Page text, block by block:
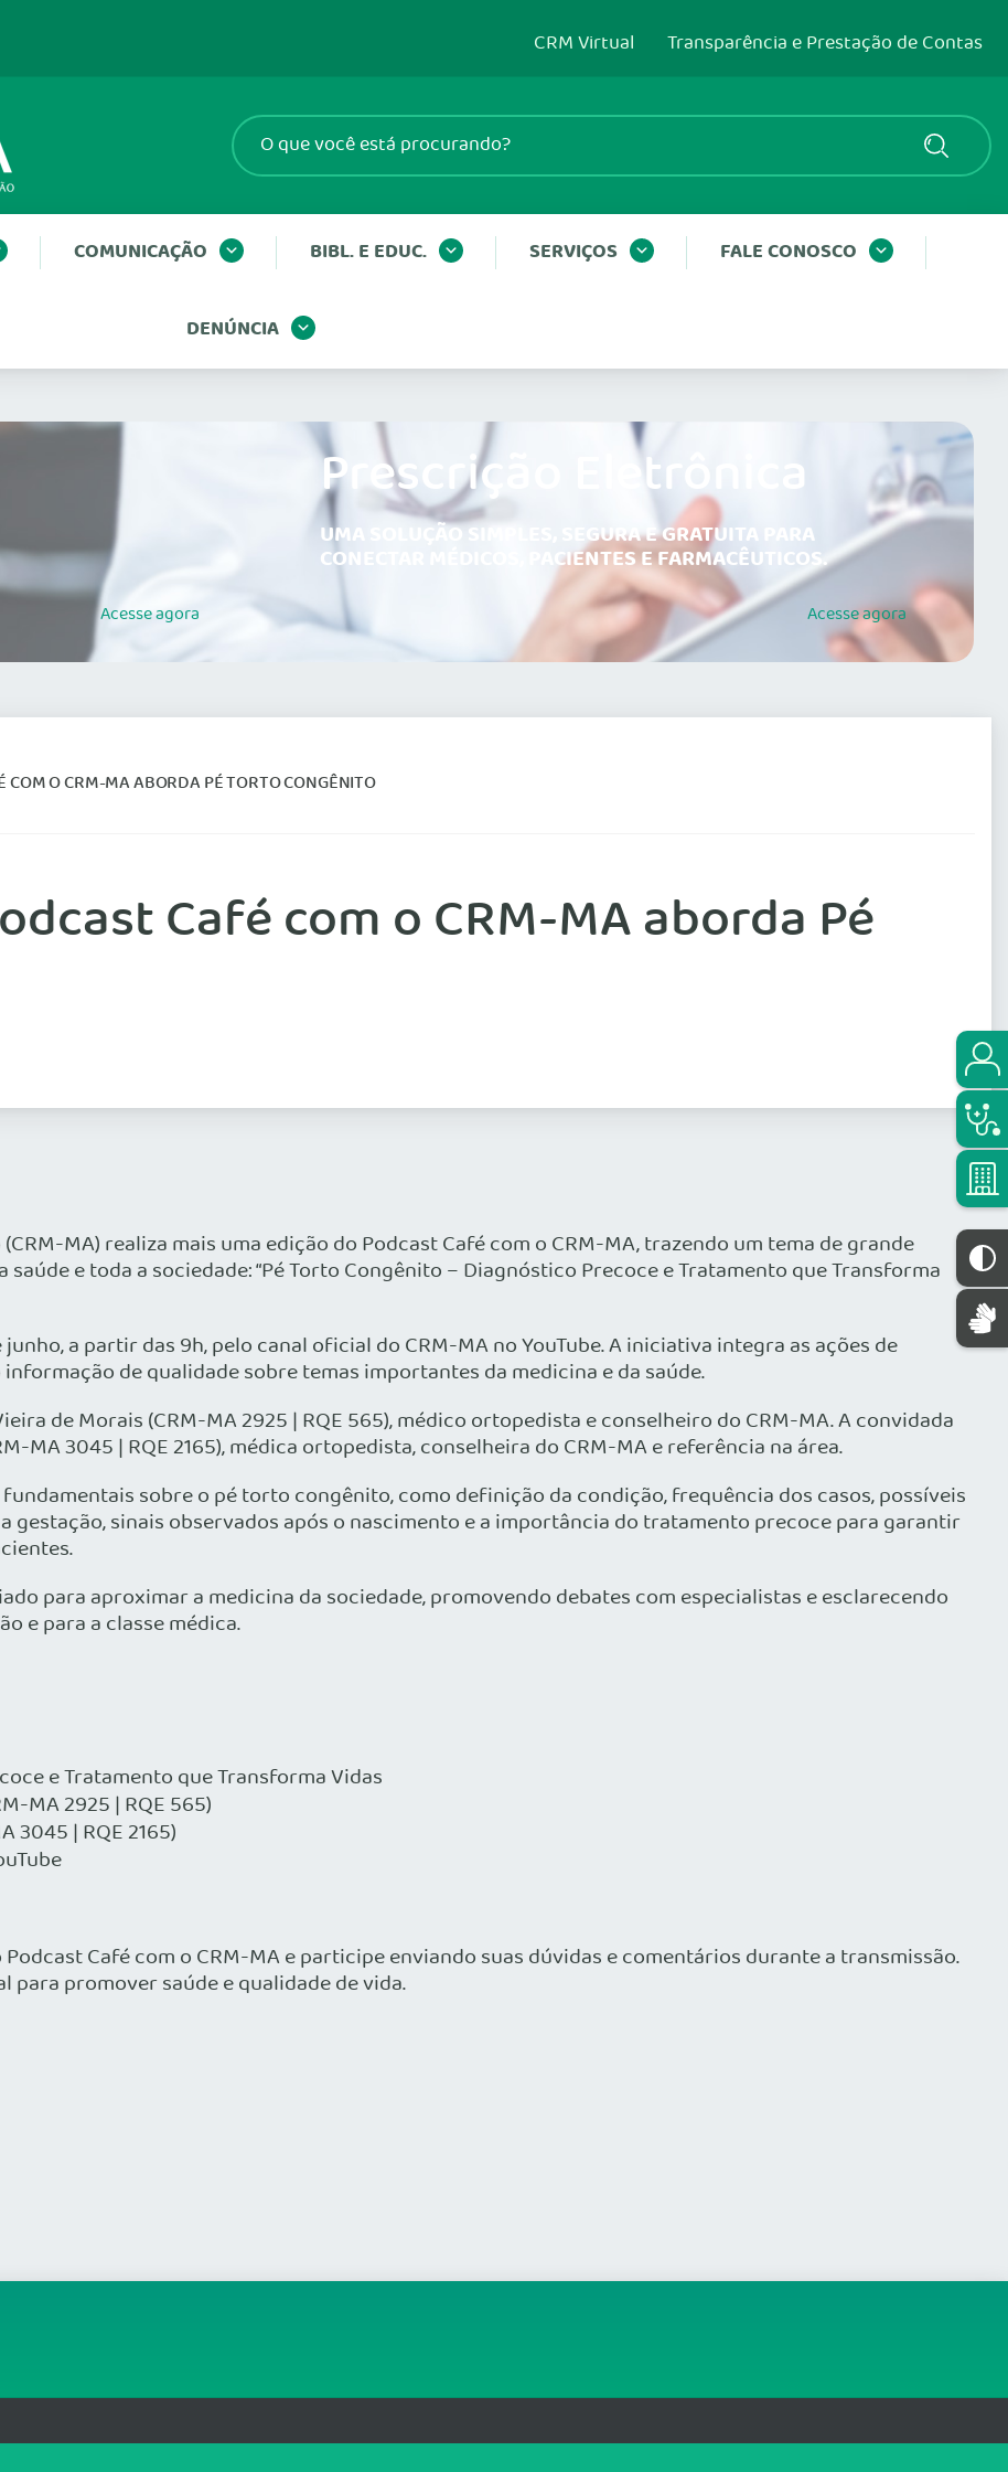
CRM Virtual Transparência e Prestação de Contas
COMUNICAÇÃO BIBL. E EDUC. SERVIÇOS FALE CONOSCO
DENÚNCIA
Acesseagora
Prescrição Eletrônica
UMA SOLUÇÃO SIMPLES, SEGURA E GRATUITA PARA
CONECTAR MÉDICOS, PACIENTES E FARMACÊUTICOS.
Acesseagora
COM O CRM-MA ABORDA PÉ TORTO CONGÊNITO
Café com o CRM-MA aborda Pé
MA) realiza mais uma edição do Podcast Café com o CRM-MA, trazendo um tema de grande
e toda a sociedade: “Pé Torto Congênito – Diagnóstico Precoce e Tratamento que Transforma
a partir das 9h, pelo canal oficial do CRM-MA no YouTube. A iniciativa integra as ações de
de qualidade sobre temas importantes da medicina e da saúde.
de Morais (CRM-MA 2925 | RQE 565), médico ortopedista e conselheiro do CRM-MA. A convidada
MA 3045 | RQE 2165), médica ortopedista, conselheira do CRM-MA e referência na área.
sobre o pé torto congênito, como definição da condição, frequência dos casos, possíveis
gestação, sinais observados após o nascimento e a importância do tratamento precoce para garantir
para aproximar a medicina da sociedade, promovendo debates com especialistas e esclarecendo
e para a classe médica.
e Tratamento que Transforma Vidas
MA 2925 | RQE 565)
3045 | RQE 2165)
Café com o CRM-MA e participe enviando suas dúvidas e comentários durante a transmissão.
promover saúde e qualidade de vida.